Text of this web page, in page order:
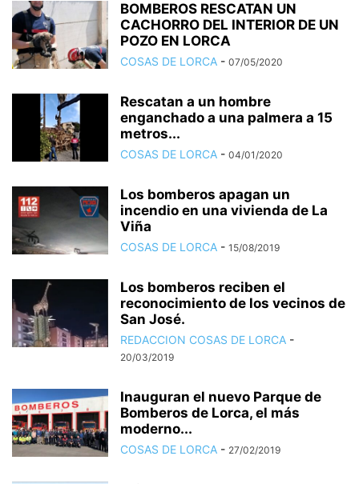
BOMBEROS RESCATAN UN
CACHORRO DEL INTERIOR DE UN
POZO EN LORCA
COSAS DE LORCA - 07/05/2020
Rescatan a un hombre
enganchado a una palmera a 15
metros...
COSAS DE LORCA - 04/01/2020
Los bomberos apagan un
incendio en una vivienda de La
Viña
COSAS DE LORCA - 15/08/2019
Los bomberos reciben el
reconocimiento de los vecinos de
San José.
REDACCION COSAS DE LORCA -
20/03/2019
Inauguran el nuevo Parque de
Bomberos de Lorca, el más
moderno...
COSAS DE LORCA - 27/02/2019